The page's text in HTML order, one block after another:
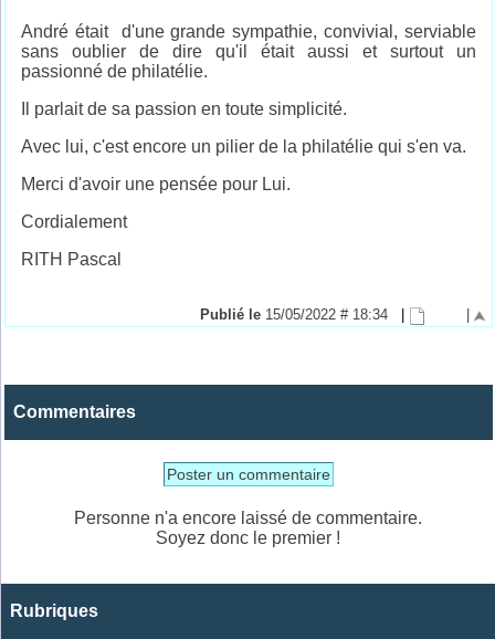
André était d'une grande sympathie, convivial, serviable
sans oublier de dire qu'il était aussi et surtout un
passionné de philatélie.
Il parlait de sa passion en toute simplicité.
Avec lui, c'est encore un pilier de la philatélie qui s'en va.
Merci d'avoir une pensée pour Lui.
Cordialement
RITH Pascal
Publié le 15/05/2022 # 18:34
Commentaires
Poster un commentaire
Personne n'a encore laissé de commentaire.
Soyez donc le premier !
Rubriques